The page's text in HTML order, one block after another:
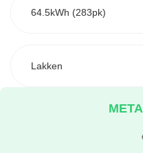
64.5kWh (283pk)
Lakken